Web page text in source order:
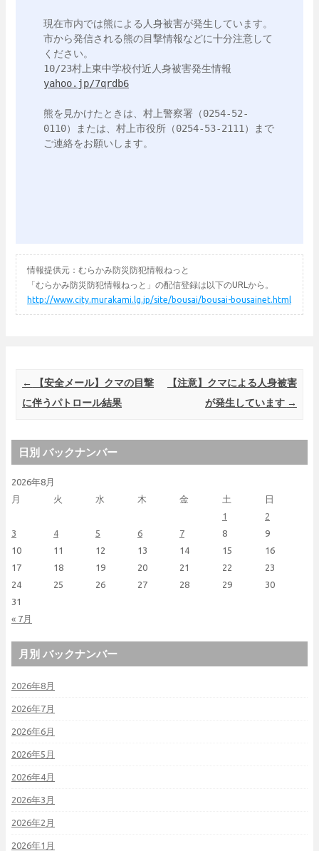
現在市内では熊による人身被害が発生しています。
市から発信される熊の目撃情報などに十分注意して
ください。
yahoo.jp/7qrdb6
熊を見かけたときは、村上警察署（0254-52-
0110）または、村上市役所（0254-53-2111）まで
ご連絡をお願いします。
情報提供元：むらかみ防災防犯情報ねっと
「むらかみ防災防犯情報ねっと」の配信登録は以下のURLから。
http://www.city.murakami.lg.jp/site/bousai/bousai-bousainet.html
Post navigation
←
【安全メール】クマの目撃
に伴うパトロール結果
【注意】クマによる人身被害
が発生しています →
日別 バックナンバー
2026年8月
月
火 水 木 金 土 日
« 7月
1
2
3
4 5 6 7 8
9
10
11 12 13 14 15
16
17
18 19 20 21 22
23
24
25 26 27 28 29
30
31
月別 バックナンバー
2026年8月
2026年7月
2026年6月
2026年5月
2026年4月
2026年3月
2026年2月
2026年1月